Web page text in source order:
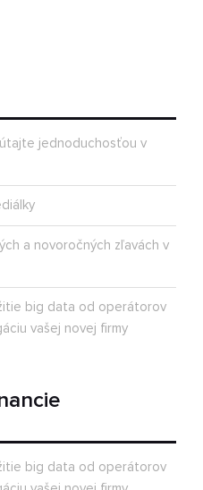
jednoduchosťou v
a novoročných zľavách v
big data od operátorov
vašej novej firmy
big data od operátorov